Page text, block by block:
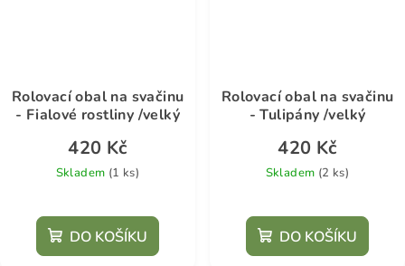
Rolovací obal na svačinu
- Fialové rostliny /velký
420 Kč
Skladem (1 ks)
DO KOŠÍKU
Rolovací obal na svačinu
- Tulipány /velký
420 Kč
Skladem (2 ks)
hodnocení
produktu
je
DO KOŠÍKU